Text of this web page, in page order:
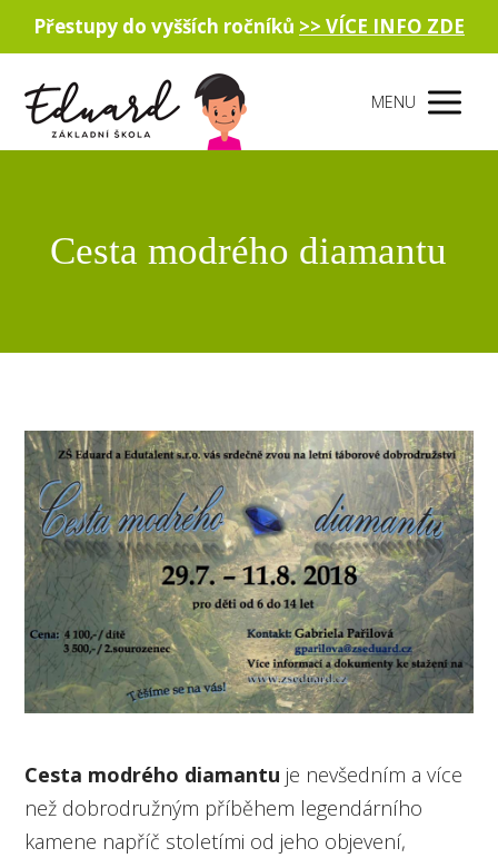
Přestupy do vyšších ročníků >> VÍCE INFO ZDE
MENU
Cesta modrého diamantu
Cesta modrého diamantu je nevšedním a více
než dobrodružným příběhem legendárního
kamene napříč stoletími od jeho objevení,